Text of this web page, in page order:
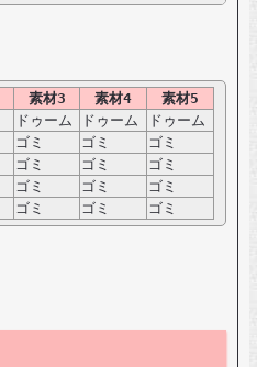
素材3 素材4
素材5
ドゥーム ドゥーム
ドゥーム
ゴミ ゴミ
ゴミ
ゴミ ゴミ
ゴミ
ゴミ ゴミ
ゴミ
ゴミ ゴミ ゴミ